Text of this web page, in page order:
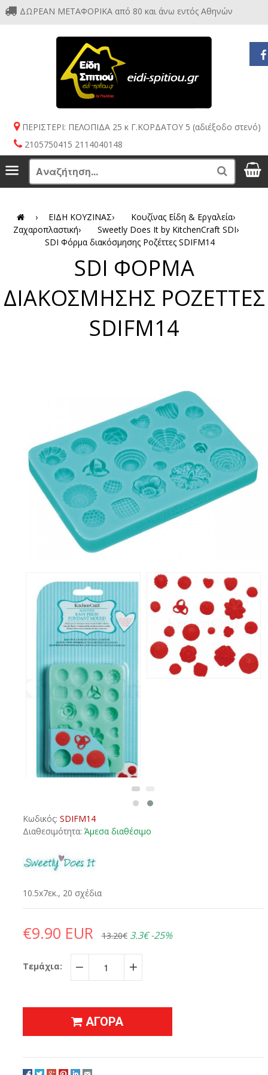
ΔΩΡΕΑΝ ΜΕΤΑΦΟΡΙΚΑ από 80 και άνω εντός Αθηνών
ΠΕΡΙΣΤΕΡΙ: ΠΕΛΟΠΙΔΑ 25 κ Γ.ΚΟΡΔΑΤΟΥ 5 (αδιέξοδο στενό)
2105750415 2114040148
Menu Search
› ΕΙΔΗ ΚΟΥΖΙΝΑΣ› Κουζίνας Είδη & Εργαλεία›
Ζαχαροπλαστική› Sweetly Does It by KitchenCraft SDI›
SDI Φόρμα διακόσμησης Ροζέττες SDIFM14
SDI ΦΟΡΜΑ
ΔΙΑΚΟΣΜΗΣΗΣ ΡΟΖΕΤΤΕΣ
SDIFM14
Κωδικός:SDIFM14
Διαθεσιμότητα:Άμεσα διαθέσιμο
10.5x7εκ., 20 σχέδια
€9.90 EUR 13.20€ 3.3€
ΑΓΟΡΑ